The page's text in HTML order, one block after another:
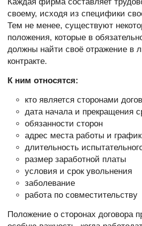
своему, исходя из специфики
Тем не менее, существуют
положения, которые в
должны найти своё отражение в
контракте.
К ним относятся:
кто является сторонами
дата начала и прекращения
обязанности сторон
адрес места работы и
длительность
размер заработной платы
условия и срок увольнения
заболевание
работа по совместительству
Положение о сторонах договора